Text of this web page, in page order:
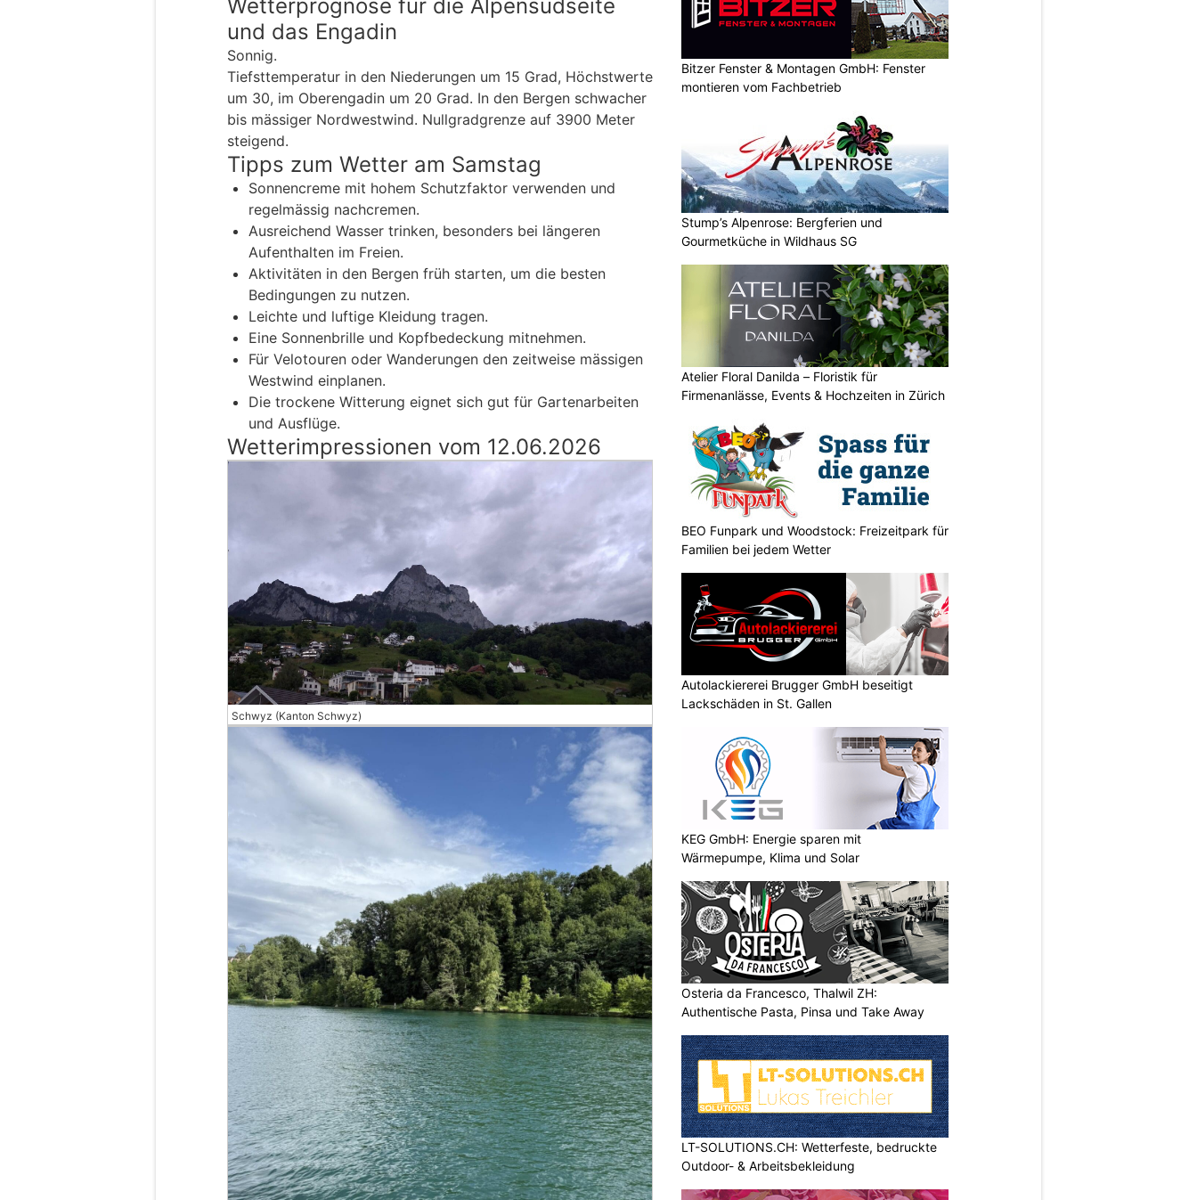
Wetterprognose für die Alpensüdseite
und das Engadin
Sonnig.
Tiefsttemperatur in den Niederungen um 15 Grad, Höchstwerte
um 30, im Oberengadin um 20 Grad. In den Bergen schwacher
bis mässiger Nordwestwind. Nullgradgrenze auf 3900 Meter
steigend.
Tipps zum Wetter am Samstag
Sonnencreme mit hohem Schutzfaktor verwenden und
regelmässig nachcremen.
Ausreichend Wasser trinken, besonders bei längeren
Aufenthalten im Freien.
Aktivitäten in den Bergen früh starten, um die besten
Bedingungen zu nutzen.
Leichte und luftige Kleidung tragen.
Eine Sonnenbrille und Kopfbedeckung mitnehmen.
Für Velotouren oder Wanderungen den zeitweise mässigen
Westwind einplanen.
Die trockene Witterung eignet sich gut für Gartenarbeiten
und Ausflüge.
Wetterimpressionen vom 12.06.2026
Schwyz (Kanton Schwyz)
Bitzer Fenster & Montagen GmbH: Fenster
montieren vom Fachbetrieb
Stump’s Alpenrose: Bergferien und
Gourmetküche in Wildhaus SG
Atelier Floral Danilda – Floristik für
Firmenanlässe, Events & Hochzeiten in Zürich
BEO Funpark und Woodstock: Freizeitpark für
Familien bei jedem Wetter
Autolackiererei Brugger GmbH beseitigt
Lackschäden in St. Gallen
KEG GmbH: Energie sparen mit
Wärmepumpe, Klima und Solar
Osteria da Francesco, Thalwil ZH:
Authentische Pasta, Pinsa und Take Away
LT-SOLUTIONS.CH: Wetterfeste, bedruckte
Outdoor- & Arbeitsbekleidung